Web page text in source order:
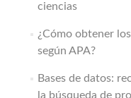
ciencias
¿Cómo obtener
según APA?
Bases de datos:
la búsqueda de